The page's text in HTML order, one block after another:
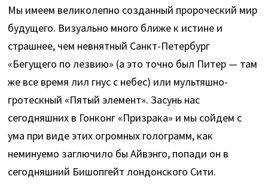
Мы имеем великолепно созданный пророческий мир
будущего. Визуально много ближе к истине и
страшнее, чем невнятный Санкт-Петербург
«Бегущего по лезвию» (а это точно был Питер — там
же все время лил гнус с небес) или мультяшно-
гротескный «Пятый элемент». Засунь нас
сегодняшних в Гонконг «Призрака» и мы сойдем с
ума при виде этих огромных голограмм, как
неминуемо заглючило бы Айвэнго, попади он в
сегодняшний Бишопгейт лондонского Сити.